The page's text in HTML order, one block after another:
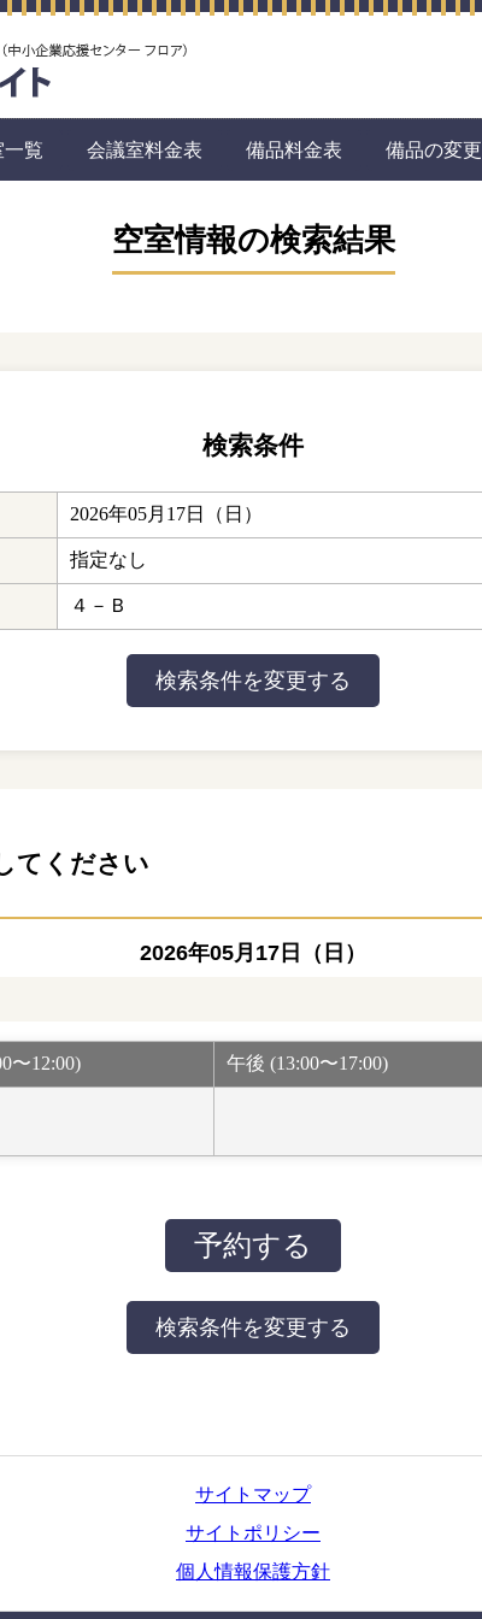
一覧 会議室料金表 備品料金表 備品の変更
空室情報の検索結果
検索条件
2026年05月17日（日）
指定なし
４－Ｂ
てください
2026年05月17日（日）
〜12:00) 午後 (13:00〜17:00)
サイトマップ
サイトポリシー
個人情報保護方針